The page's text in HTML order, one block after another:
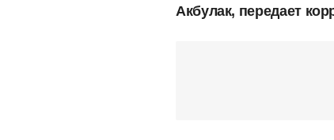
Акбулак, передает